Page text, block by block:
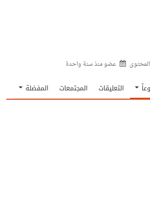
عضو منذسنة واحدة
التعليقات المجتمعات المفضلة